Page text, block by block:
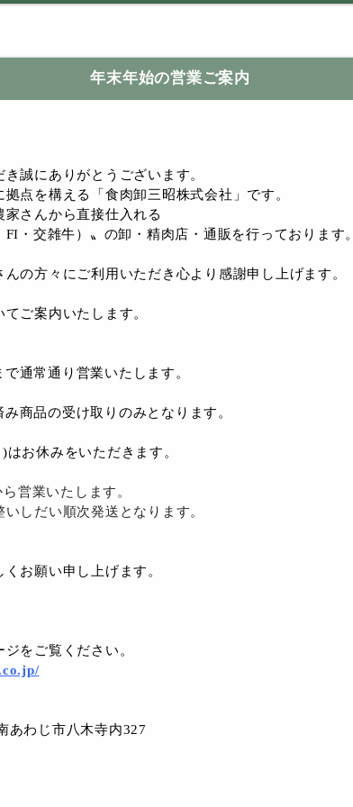
年末年始の営業ご案内
誠にありがとうございます。
点を構える「食肉卸三昭株式会社」です。
さんから直接仕入れる
FI・交雑牛）〟の卸・精肉店・通販を行っております。
の方々にご利用いただき心より感謝申し上げます。
ご案内いたします。
通常通り営業いたします。
商品の受け取りのみとなります。
お休みをいただきます。
ら営業いたします。
しだい順次発送となります。
お願い申し上げます。
をご覧ください。
わじ市八木寺内327